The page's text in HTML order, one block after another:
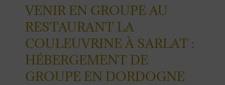
VENIR EN GROUPE AU
RESTAURANT LA
COULEUVRINE À SARLAT :
HÉBERGEMENT DE
GROUPE EN DORDOGNE